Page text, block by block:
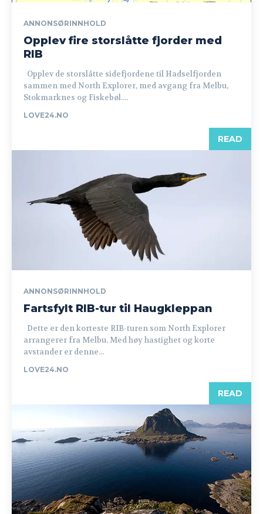
ANNONSØRINNHOLD
Opplev fire storslåtte fjorder med
RIB
sammen med North Explorer, med avgang fra Melbu,
Stokmarknes og Fiskebøl....
LOVE24.NO
READ
ANNONSØRINNHOLD
Fartsfylt RIB-tur til Haugkleppan
arrangerer fra Melbu. Med høy hastighet og korte
avstander er denne...
LOVE24.NO
READ